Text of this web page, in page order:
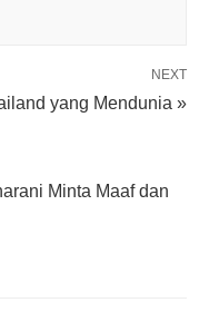
NEXT
yang Mendunia »
Minta Maaf dan